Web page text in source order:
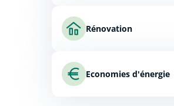
Rénovation
Economies d'énergie